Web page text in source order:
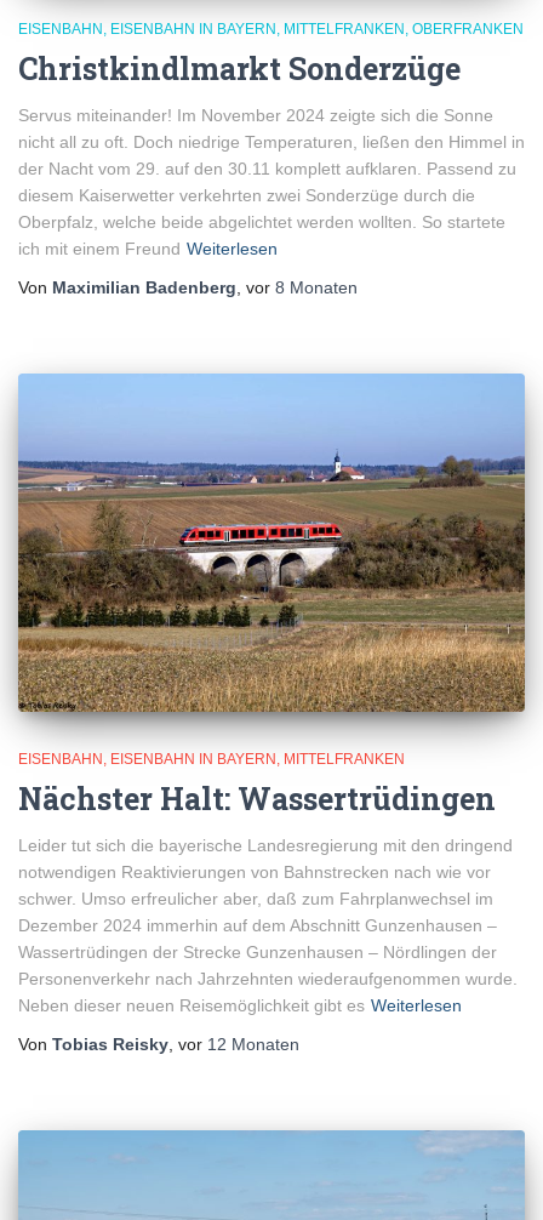
EISENBAHN EISENBAHN IN BAYERN MITTELFRANKEN OBERFRANKEN
Christkindlmarkt Sonderzüge
Servus miteinander! Im November 2024 zeigte sich die Sonne
nicht all zu oft. Doch niedrige Temperaturen, ließen den Himmel in
der Nacht vom 29. auf den 30.11 komplett aufklaren. Passend zu
diesem Kaiserwetter verkehrten zwei Sonderzüge durch die
Oberpfalz, welche beide abgelichtet werden wollten. So startete
ich mit einem Freund Weiterlesen
Von Maximilian Badenberg, vor 8 Monaten
EISENBAHN EISENBAHN IN BAYERN MITTELFRANKEN
Nächster Halt: Wassertrüdingen
Leider tut sich die bayerische Landesregierung mit den dringend
notwendigen Reaktivierungen von Bahnstrecken nach wie vor
schwer. Umso erfreulicher aber, daß zum Fahrplanwechsel im
Dezember 2024 immerhin auf dem Abschnitt Gunzenhausen –
Wassertrüdingen der Strecke Gunzenhausen – Nördlingen der
Personenverkehr nach Jahrzehnten wiederaufgenommen wurde.
Neben dieser neuen Reisemöglichkeit gibt es Weiterlesen
Von Tobias Reisky , vor 12 Monaten